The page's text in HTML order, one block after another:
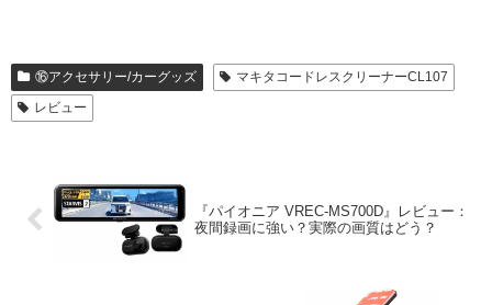
⑯アクセサリー/カーグッズ
マキタコードレスクリーナーCL107
レビュー
『パイオニア VREC-MS700D』レビュー：
夜間録画に強い？実際の画質はどう？